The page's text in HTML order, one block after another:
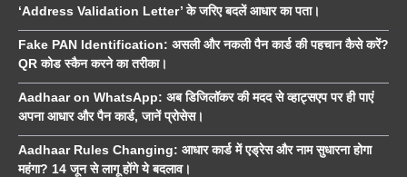
‘Address Validation Letter’ के जरिए बदलें आधार का पता।
Fake PAN Identification: असली और नकली पैन कार्ड की पहचान कैसे करें?
QR कोड स्कैन करने का तरीका।
Aadhaar on WhatsApp: अब डिजिलॉकर की मदद से व्हाट्सएप पर ही पाएं
अपना आधार और पैन कार्ड, जानें प्रोसेस।
Aadhaar Rules Changing: आधार कार्ड में एड्रेस और नाम सुधारना होगा
महंगा? 14 जून से लागू होंगे ये बदलाव।